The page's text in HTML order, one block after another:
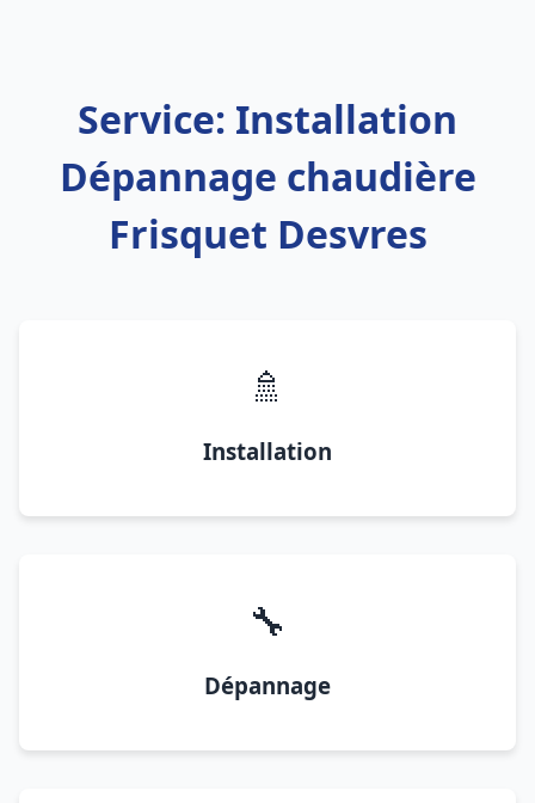
Service: Installation
Dépannage chaudière
Frisquet Desvres
🚿
Installation
🔧
Dépannage